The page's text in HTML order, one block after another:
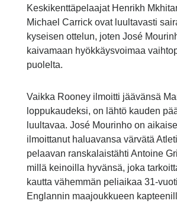
Keskikenttäpelaajat Henrikh
Michael Carrick ovat luultavasti
kyseisen ottelun, joten José
kaivamaan hyökkäysvoimaa
puolelta.
Vaikka Rooney ilmoitti jäävänsä
loppukaudeksi, on lähtö kauden
luultavaa. José Mourinho on
ilmoittanut haluavansa värvätä
pelaavan ranskalaistähti Antoine
millä keinoilla hyvänsä, joka
kautta vähemmän peliaikaa 31-
Englannin maajoukkueen